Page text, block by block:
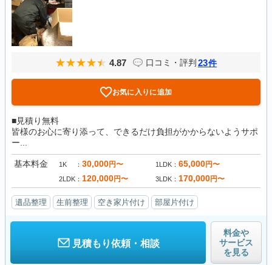
4.87 口コミ・評判 23件
お気に入りに追加
■見積り無料
皆様のお心に寄り添って、できるだけ負担がかからないようサポ
ー...
基本料金 1K 30,000円〜 1LDK 65,000円〜
2LDK 120,000円〜 3LDK 170,000円〜
遺品整理 生前整理 空き家片付け 部屋片付け
見積もり依頼・相談
料金や
サービス
を見る